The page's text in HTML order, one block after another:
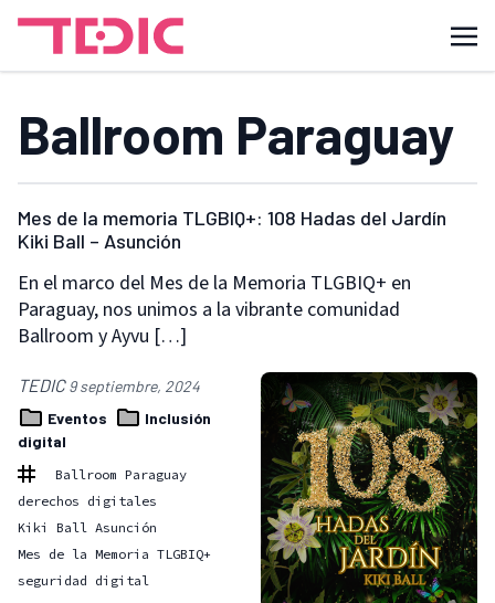
Ballroom Paraguay
Mes de la memoria TLGBIQ+: 108 Hadas del Jardín
Kiki Ball – Asunción
En el marco del Mes de la Memoria TLGBIQ+ en
Paraguay, nos unimos a la vibrante comunidad
Ballroom y Ayvu […]
TEDIC9 septiembre, 2024
Eventos
Inclusión
digital
Ballroom Paraguay
derechos digitales
Kiki Ball Asunción
Mes de la Memoria TLGBIQ+
seguridad digital